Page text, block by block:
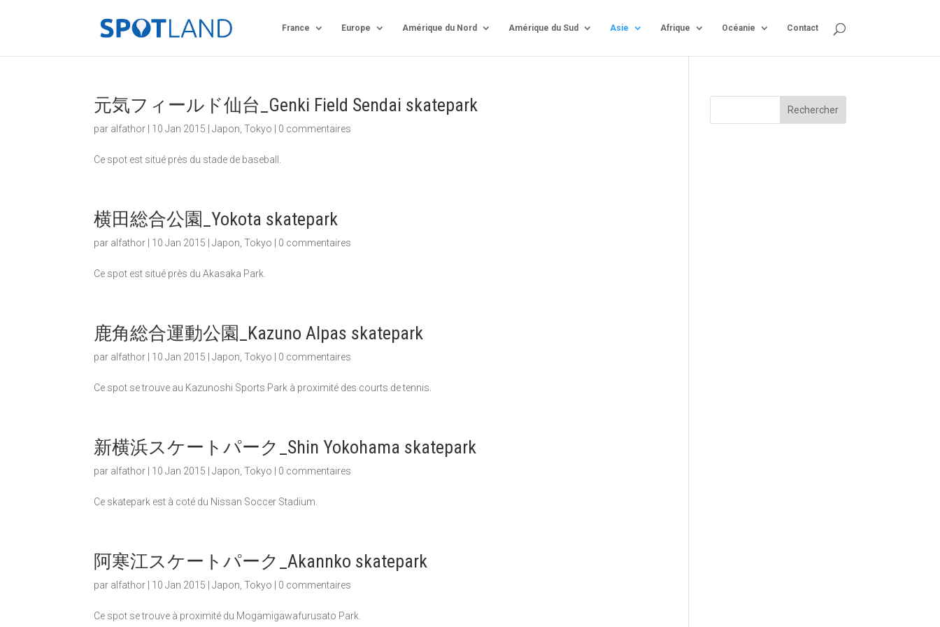
France Europe Amérique du Nord Amérique du Sud Asie Afrique Océanie Contact
元気フィールド仙台_Genki Field Sendai skatepark
par alfathor 10 Jan 2015 |Japon ,Tokyo 0 commentaires
Ce spot est situé près du stade de baseball.
横田総合公園_Yokota skatepark
par alfathor 10 Jan 2015 |Japon ,Tokyo 0 commentaires
Ce spot est situé près du Akasaka Park.
鹿角総合運動公園_Kazuno Alpas skatepark
par alfathor 10 Jan 2015 |Japon ,Tokyo 0 commentaires
Ce spot se trouve au Kazunoshi Sports Park à proximité des courts de tennis.
新横浜スケートパーク_Shin Yokohama skatepark
par alfathor 10 Jan 2015 |Japon ,Tokyo 0 commentaires
Ce skatepark est à coté du Nissan Soccer Stadium.
阿寒江スケートパーク_Akannko skatepark
par alfathor 10 Jan 2015 |Japon ,Tokyo 0 commentaires
Ce spot se trouve à proximité du Mogamigawafurusato Park.
Rechercher